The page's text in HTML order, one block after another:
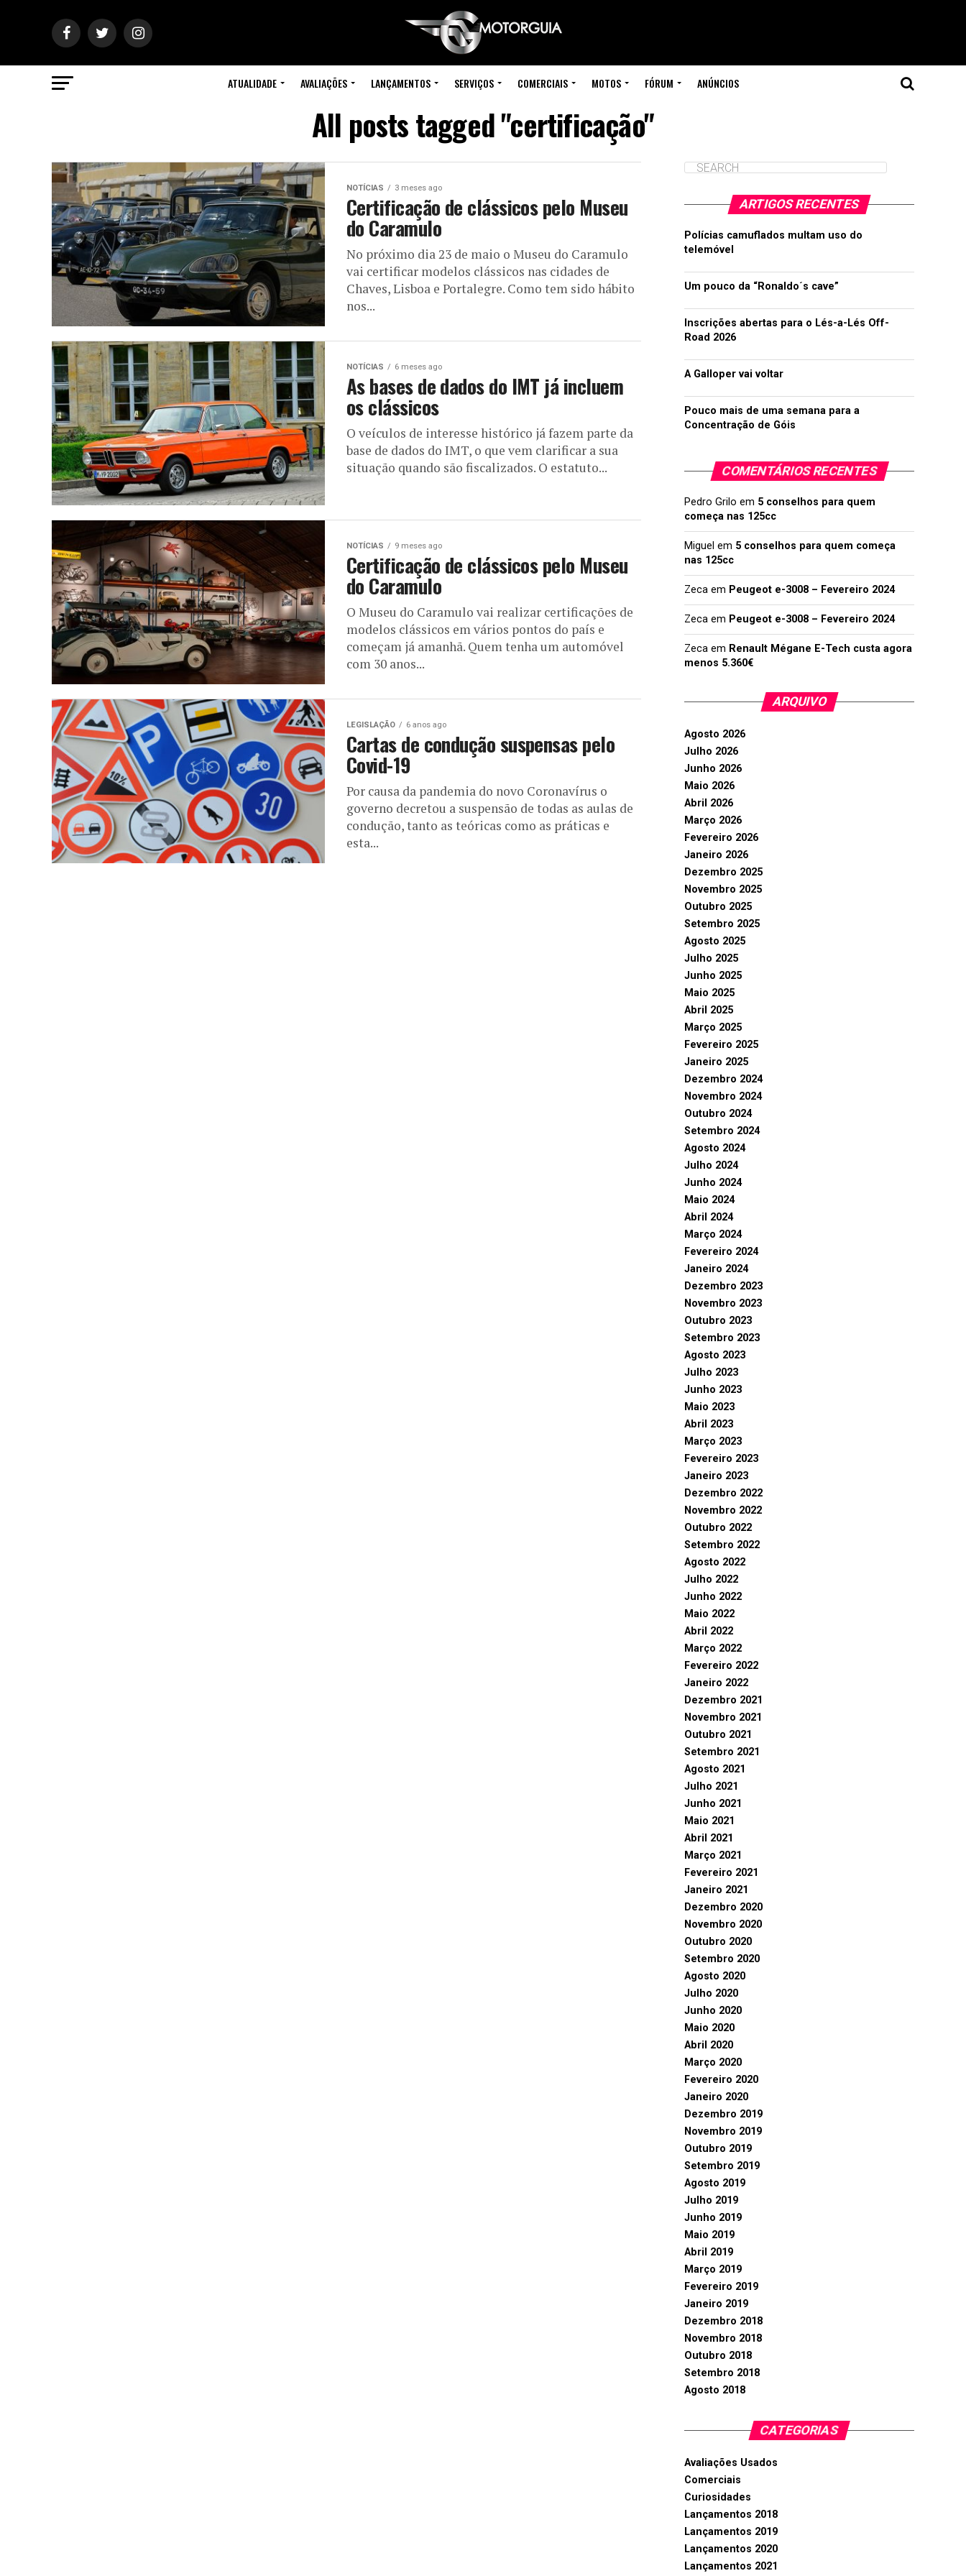
ATUALIDADE AVALIAÇÕES LANÇAMENTOS SERVIÇOS COMERCIAIS MOTOS FÓRUM ANÚNCIOS
All posts tagged "certificação"
NOTÍCIAS 3 meses ago
Certificação de clássicos pelo Museu
do Caramulo
No próximo dia 23 de maio o Museu do Caramulo
vai certificar modelos clássicos nas cidades de
Chaves, Lisboa e Portalegre. Como tem sido hábito
nos...
NOTÍCIAS 6 meses ago
As bases de dados do IMT já incluem
os clássicos
O veículos de interesse histórico já fazem parte da
base de dados do IMT, o que vem clarificar a sua
situação quando são fiscalizados. O estatuto...
NOTÍCIAS 9 meses ago
Certificação de clássicos pelo Museu
do Caramulo
O Museu do Caramulo vai realizar certificações de
modelos clássicos em vários pontos do país e
começam já amanhã. Quem tenha um automóvel
com 30 anos...
LEGISLAÇÃO 6 anos ago
Cartas de condução suspensas pelo
Covid-19
Por causa da pandemia do novo Coronavírus o
governo decretou a suspensão de todas as aulas de
condução, tanto as teóricas como as práticas e
esta...
ARTIGOS RECENTES
Polícias camuflados multam uso do
telemóvel
Um pouco da “Ronaldo´s cave”
Inscrições abertas para o Lés-a-Lés Off-
Road 2026
A Galloper vai voltar
Pouco mais de uma semana para a
Concentração de Góis
COMENTÁRIOS RECENTES
Pedro Grilo em 5 conselhos para quem
começa nas 125cc
Miguel em 5 conselhos para quem começa
nas 125cc
Zeca em Peugeot e-3008 – Fevereiro 2024
Zeca em Peugeot e-3008 – Fevereiro 2024
Zeca em Renault Mégane E-Tech custa agora
menos 5.360€
ARQUIVO
Agosto 2026
Julho 2026
Junho 2026
Maio 2026
Abril 2026
Março 2026
Fevereiro 2026
Janeiro 2026
Dezembro 2025
Novembro 2025
Outubro 2025
Setembro 2025
Agosto 2025
Julho 2025
Junho 2025
Maio 2025
Abril 2025
Março 2025
Fevereiro 2025
Janeiro 2025
Dezembro 2024
Novembro 2024
Outubro 2024
Setembro 2024
Agosto 2024
Julho 2024
Junho 2024
Maio 2024
Abril 2024
Março 2024
Fevereiro 2024
Janeiro 2024
Dezembro 2023
Novembro 2023
Outubro 2023
Setembro 2023
Agosto 2023
Julho 2023
Junho 2023
Maio 2023
Abril 2023
Março 2023
Fevereiro 2023
Janeiro 2023
Dezembro 2022
Novembro 2022
Outubro 2022
Setembro 2022
Agosto 2022
Julho 2022
Junho 2022
Maio 2022
Abril 2022
Março 2022
Fevereiro 2022
Janeiro 2022
Dezembro 2021
Novembro 2021
Outubro 2021
Setembro 2021
Agosto 2021
Julho 2021
Junho 2021
Maio 2021
Abril 2021
Março 2021
Fevereiro 2021
Janeiro 2021
Dezembro 2020
Novembro 2020
Outubro 2020
Setembro 2020
Agosto 2020
Julho 2020
Junho 2020
Maio 2020
Abril 2020
Março 2020
Fevereiro 2020
Janeiro 2020
Dezembro 2019
Novembro 2019
Outubro 2019
Setembro 2019
Agosto 2019
Julho 2019
Junho 2019
Maio 2019
Abril 2019
Março 2019
Fevereiro 2019
Janeiro 2019
Dezembro 2018
Novembro 2018
Outubro 2018
Setembro 2018
Agosto 2018
CATEGORIAS
Avaliações Usados
Comerciais
Curiosidades
Lançamentos 2018
Lançamentos 2019
Lançamentos 2020
Lançamentos 2021